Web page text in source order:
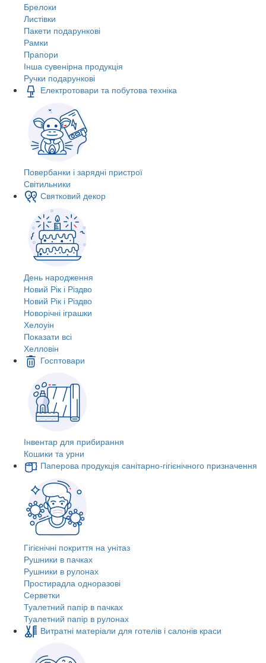
Брелоки
Листівки
Пакети подарункові
Рамки
Прапори
Інша сувенірна продукція
Ручки подарункові
Електротовари та побутова техніка
Повербанки і зарядні пристрої
Світильники
Святковий декор
День народження
Новий Рік і Різдво
Новий Рік і Різдво
Новорічні іграшки
Хелоуін
Показати всі
Хелловін
Госптовари
Інвентар для прибирання
Кошики та урни
Паперова продукція санітарно-гігієнічного призначення
Гігієнічні покриття на унітаз
Рушники в пачках
Рушники в рулонах
Простирадла одноразові
Серветки
Туалетний папір в пачках
Туалетний папір в рулонах
Витратні матеріали для готелів і салонів краси